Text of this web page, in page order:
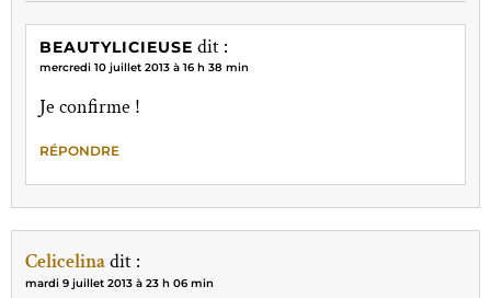
BEAUTYLICIEUSE dit :
mercredi 10 juillet 2013 à 16 h 38 min
Je confirme !
RÉPONDRE
Celicelinadit :
mardi 9 juillet 2013 à 23 h 06 min